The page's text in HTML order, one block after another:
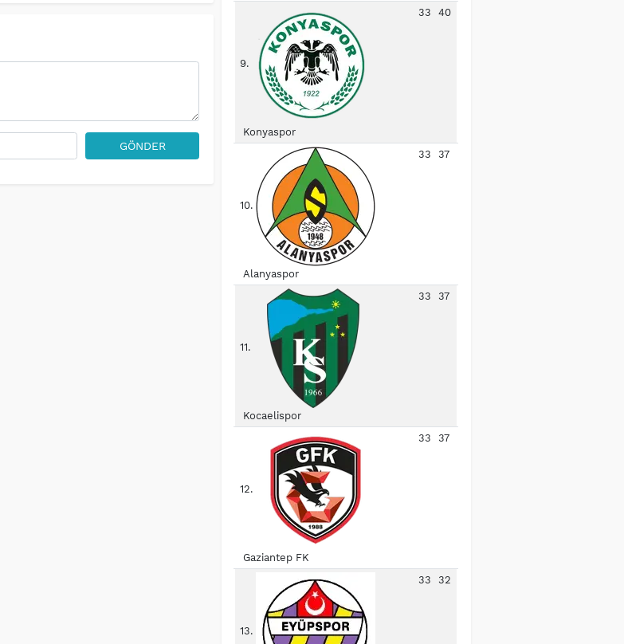
GÖNDER
9.
Konyaspor
33 40
10.
Alanyaspor
33 37
11.
Kocaelispor
33 37
12.
Gaziantep FK
33 37
13.
33 32